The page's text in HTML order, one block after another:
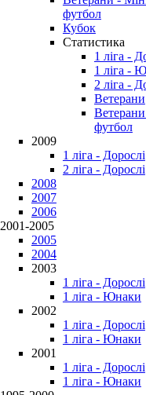
футбол
Кубок
Статистика
1 ліга -
1 ліга -
2 ліга -
Ветерани
футбол
2009
1 ліга - Дорослі
2 ліга - Дорослі
2008
2007
2006
2001-2005
2005
2004
2003
1 ліга - Дорослі
1 ліга - Юнаки
2002
1 ліга - Дорослі
1 ліга - Юнаки
2001
1 ліга - Дорослі
1 ліга - Юнаки